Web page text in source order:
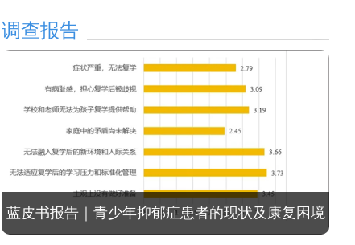
调查报告
蓝皮书报告｜青少年抑郁症患者的现状及康复困境